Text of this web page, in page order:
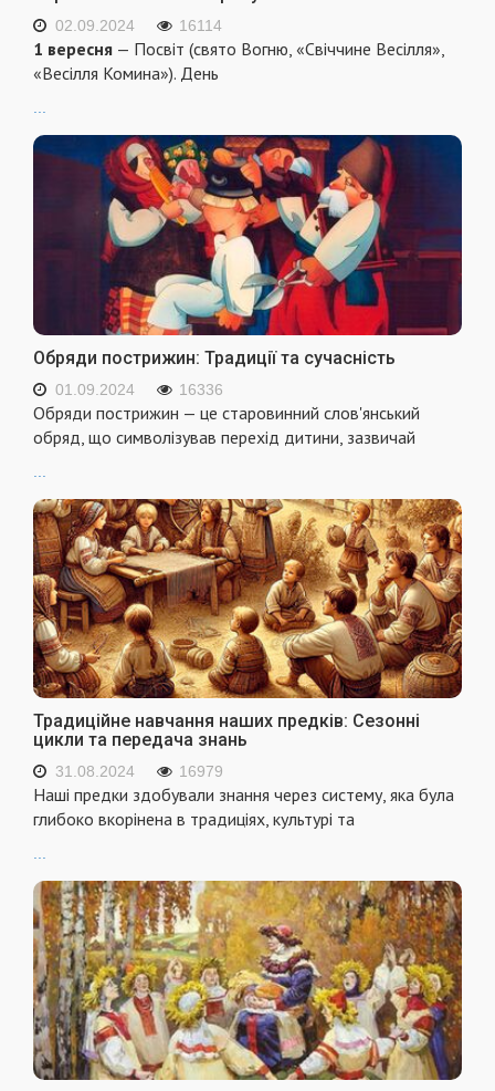
02.09.2024 16114
1 вересня — Посвіт (свято Вогню, «Свіччине Весілля»,
«Весілля Комина»). День
...
Обряди пострижин: Традиції та сучасність
01.09.2024 16336
Обряди пострижин — це старовинний слов'янський
обряд, що символізував перехід дитини, зазвичай
Традиційне навчання наших предків: Сезонні
цикли та передача знань
31.08.2024 16979
Наші предки здобували знання через систему, яка була
глибоко вкорінена в традиціях, культурі та